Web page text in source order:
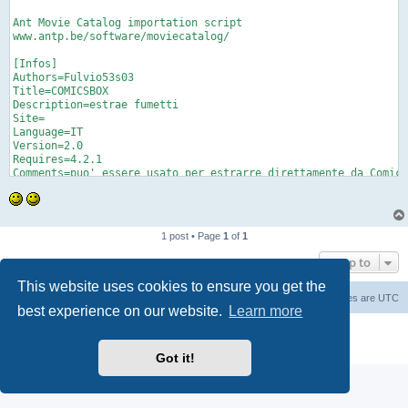
This website uses cookies to ensure you get the
best experience on our website.
Learn more
Got it!
1 post • Page 1 of 1
Jump to
All times are UTC